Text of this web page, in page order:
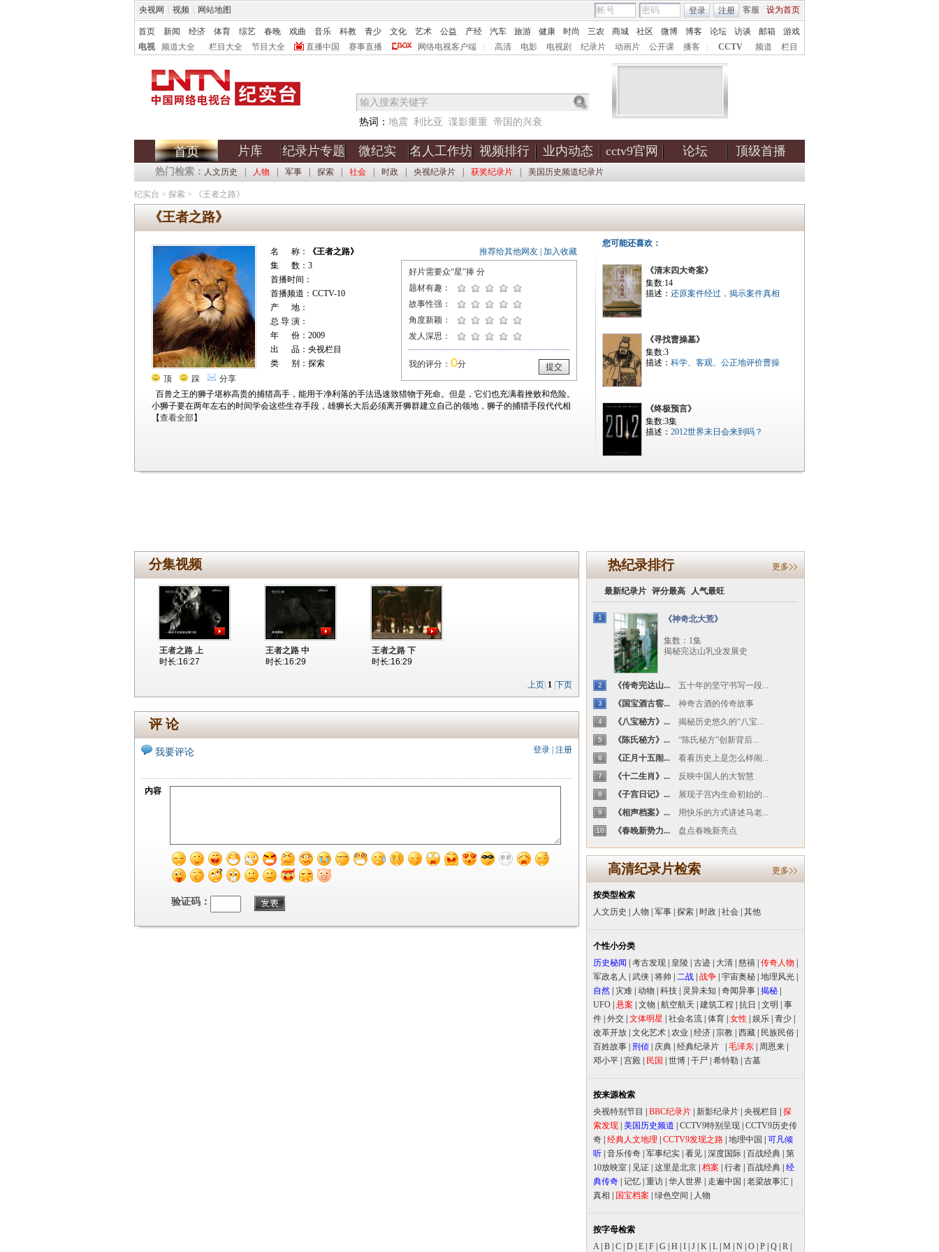
央视网 视频 网站地图 客服 设为首页
登录 注册
首页 新闻 经济 体育 综艺 春晚 戏曲 音乐 科教 青少 文化 艺术 公益 产经 汽车 旅游 健康 时尚 三农 商城 社区 微博 博客 论坛 访谈 邮箱
游戏
电视
频道大全 栏目大全 节目大全 直播中国 赛事直播 网络电视客户端 高清 电影 电视剧 纪录片 动画片 公开课 播客 CCTV 频道 栏目
热词： 地震 利比亚 谍影重重 帝国的兴衰
首页 片库 纪录片专题 微纪实 名人工作坊 视频排行 业内动态 cctv9官网 论坛 顶级首播
热门检索： 人文历史 人物 军事 探索 社会 时政 央视纪录片 获奖纪录片 美国历史频道纪录片
纪实台 > 探索 > 《王者之路》
《王者之路》
顶 踩 分享
名 称：
《王者之路》
集 数：3
首播时间：
首播频道：CCTV-10
产 地：
总 导 演：
年 份：2009
出 品：央视栏目
类 别：探索
百兽之王的狮子堪称高贵的捕猎高手，能用干净利落的手法迅速致猎物于死命。但是，它们也充满着挫败和危险。
小狮子要在两年左右的时间学会这些生存手段，雄狮长大后必须离开狮群建立自己的领地，狮子的捕猎手段代代相
【查看全部】
推荐给其他网友 加入收藏
好片需要众“星”捧 分
题材有趣：
故事性强：
角度新颖：
发人深思：
我的评分： 0分 提交
您可能还喜欢：
《清末四大奇案》
集数:14
描述： 还原案件经过，揭示案件真相
《寻找曹操墓》
集数:3
描述： 科学、客观、公正地评价曹操
《终极预言》
集数:3集
描述： 2012世界末日会来到吗？
分集视频
王者之路 上
时长:16:27
王者之路 中
时长:16:29
王者之路 下
时长:16:29
上页 1 下页
评 论
登录 注册
我要评论
内容
验证码：
热纪录排行 更多
最新纪录片 评分最高 人气最旺
1 《神奇北大荒》
集数：1集
揭秘完达山乳业发展史
2 《传奇完达山... 五十年的坚守书写一段...
3 《国宝酒古窖... 神奇古酒的传奇故事
4 《八宝秘方》... 揭秘历史悠久的“八宝...
5 《陈氏秘方》... “陈氏秘方”创新背后...
6 《正月十五闹... 看看历史上是怎么样闹...
7 《十二生肖》... 反映中国人的大智慧
8 《子宫日记》... 展现子宫内生命初始的...
9 《相声档案》... 用快乐的方式讲述马老...
10 《春晚新势力... 盘点春晚新亮点
高清纪录片检索 更多
按类型检索
人文历史
人物 军事 探索 时政 社会 其他
个性小分类
历史秘闻
考古发现 皇陵 古迹 大清 慈禧 传奇人物
军政名人
武侠 将帅 二战 战争 宇宙奥秘 地理风光
自然
灾难 动物 科技 灵异未知 奇闻异事 揭秘
UFO 悬案 文物 航空航天 建筑工程 抗日 文明
事
件 外交 文体明星 社会名流 体育 女性 娱乐 青少
改革开放 文化艺术 农业 经济 宗教 西藏 民族民俗
百姓故事 刑侦 庆典 经典纪录片 毛泽东 周恩来
邓小平 宫殿 民国 世博 干尸 希特勒 古墓
按来源检索
央视特别节目
BBC纪录片 新影纪录片 央视栏目
探
索发现 美国历史频道 CCTV9特别呈现 CCTV9历史传
奇 经典人文地理 CCTV9发现之路 地理中国
可凡倾
听 音乐传奇 军事纪实 看见 深度国际 百战经典 第
10放映室
见证 这里是北京 档案 行者 百战经典 经
典传奇 记忆 重访 华人世界 走遍中国 老梁故事汇
真相
国宝档案 绿色空间 人物
按字母检索
A| B C D E F G H I J K L M N O P Q R